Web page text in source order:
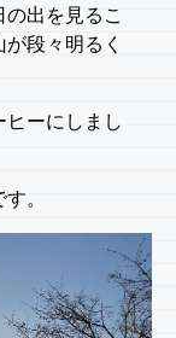
出を見るこ
段々明るく
ヒーにしまし
。